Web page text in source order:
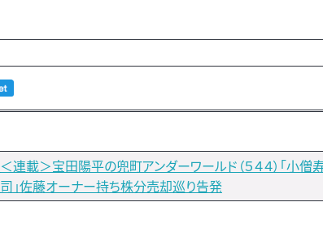
＜連載＞宝田陽平の兜町アンダーワールド（５４４）「小僧
司」佐藤オーナー持ち株分売却巡り告発